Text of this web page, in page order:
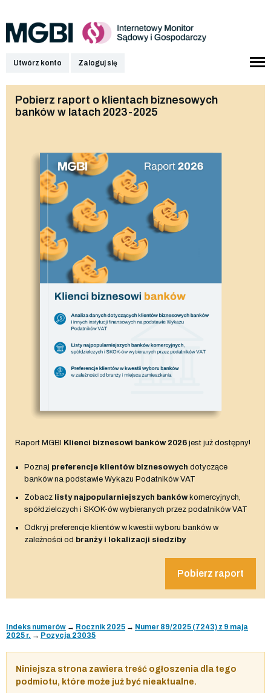
Utwórz konto Zaloguj się
Pobierz raport o klientach biznesowych
banków w latach 2023-2025
Raport MGBI Klienci biznesowi banków 2026 jest już dostępny!
Poznaj preferencje klientów biznesowych dotyczące
banków na podstawie Wykazu Podatników VAT
Zobacz listy najpopularniejszych bankówkomercyjnych,
spółdzielczych i SKOK-ów wybieranych przez podatników VAT
Odkryj preferencje klientów w kwestii wyboru banków w
zależności od branży i lokalizacji siedziby
Pobierz raport
Indeks numerów → Rocznik 2025 → Numer 89/2025 (7243) z 9 maja
2025 r. → Pozycja 23035
Niniejsza strona zawiera treść ogłoszenia dla tego
podmiotu, które może już być nieaktualne.